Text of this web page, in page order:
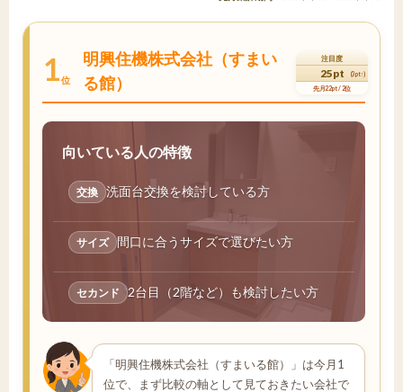
1位
明興住機株式会社（すまい
る館）
注目度
25pt (3pt↑)
先月22pt / 2位
向いている人の特徴
交換 洗面台交換を検討している方
サイズ 間口に合うサイズで選びたい方
セカンド 2台目（2階など）も検討したい方
「明興住機株式会社（すまいる館）」は今月1
位で、まず比較の軸として見ておきたい会社で